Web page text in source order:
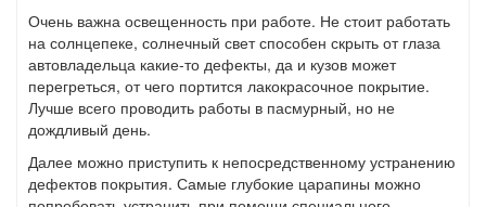
Очень важна освещенность при работе. Не стоит работать
на солнцепеке, солнечный свет способен скрыть от глаза
автовладельца какие-то дефекты, да и кузов может
перегреться, от чего портится лакокрасочное покрытие.
Лучше всего проводить работы в пасмурный, но не
дождливый день.
Далее можно приступить к непосредственному устранению
дефектов покрытия. Самые глубокие царапины можно